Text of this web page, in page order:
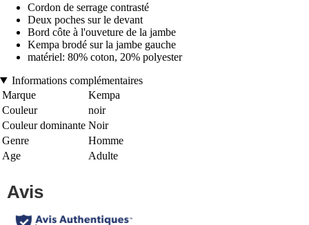
Cordon de serrage contrasté
Deux poches sur le devant
Bord côte à l'ouveture de la jambe
Kempa brodé sur la jambe gauche
matériel: 80% coton, 20% polyester
Informations complémentaires
Marque
Kempa
Couleur
noir
Couleur dominante Noir
Genre
Homme
Age
Adulte